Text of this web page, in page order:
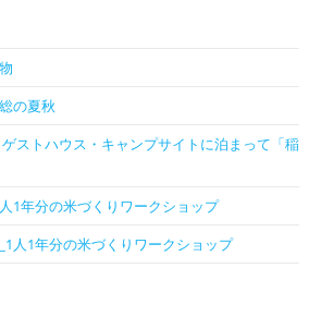
の夏秋
ゲストハウス・キャンプサイトに泊まって「稲
1年分の米づくりワークショップ
人1年分の米づくりワークショップ